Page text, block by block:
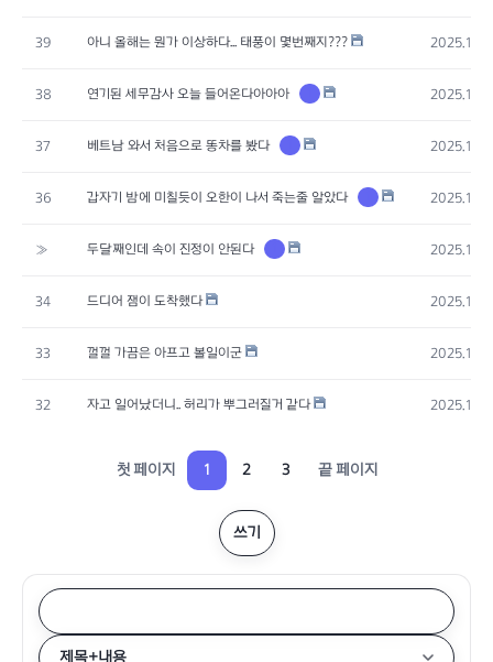
39 아니 올해는 뭔가 이상하다... 태풍이 몇번째지???
38 연기된 세무감사 오늘 들어온다아아아
37 베트남 와서 처음으로 똥차를 봤다
36 갑자기 밤에 미칠듯이 오한이 나서 죽는줄 알았다
» 두달째인데 속이 진정이 안된다
34 드디어 잼이 도착했다
33 껄껄 가끔은 아프고 볼일이군
32 자고 일어났더니.. 허리가 뿌그러질거 같다
첫 페이지 1 2 3 끝 페이지
쓰기
제목+내용